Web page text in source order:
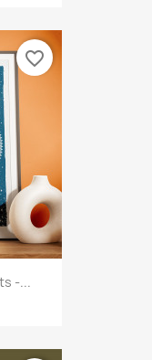
-...
favorite_border